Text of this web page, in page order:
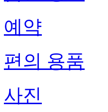
예약
편의 용품
사진